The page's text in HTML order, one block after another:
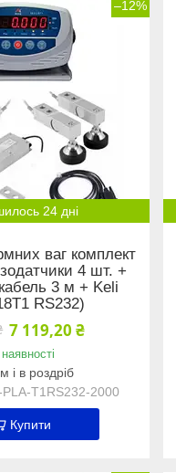
–12%
24 дні
ваг комплект
4 шт. +
3 м + Keli
RS232)
7 119,20 ₴
і в роздріб
PLA-Т1RS232-2000
Купити